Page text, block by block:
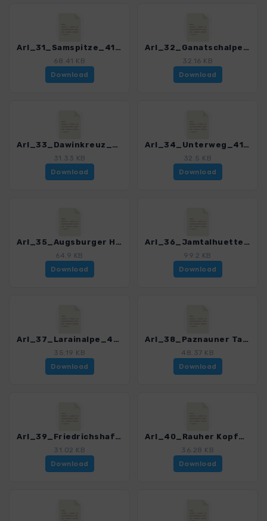
Arl_31_Samspitze_4121_5.gpx
68.41 KB
Download
Arl_32_Ganatschalpe_4121_5.gpx
32.16 KB
Download
Arl_33_Dawinkreuz_4121_5.gpx
31.33 KB
Download
Arl_34_Unterweg_4121_5.gpx
32.5 KB
Download
Arl_35_Augsburger Huette_4121_5.gpx
64.9 KB
Download
Arl_36_Jamtalhuette_4121_5.gpx
99.2 KB
Download
Arl_37_Larainalpe_4121_5.gpx
35.19 KB
Download
Arl_38_Paznauner Talweg_4121_5.gpx
48.37 KB
Download
Arl_39_Friedrichshafener Huette_4121_5.gpx
31.02 KB
Download
Arl_40_Rauher Kopf_4121_5.gpx
36.28 KB
Download